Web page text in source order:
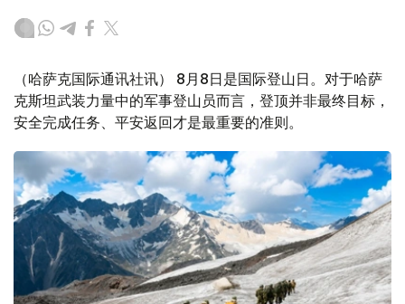
（哈萨克国际通讯社讯） 8月8日是国际登山日。对于哈萨
克斯坦武装力量中的军事登山员而言，登顶并非最终目标，
安全完成任务、平安返回才是最重要的准则。